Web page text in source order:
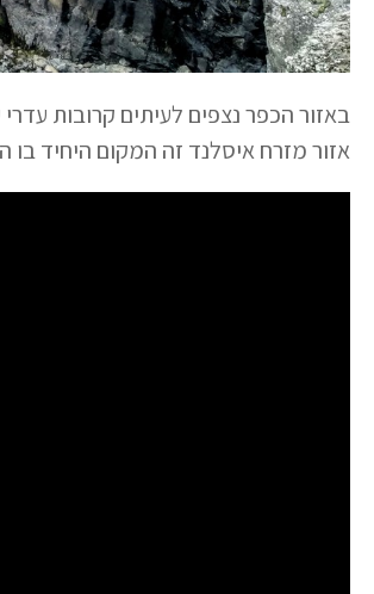
באזור הכפר נצפים לעיתים קרובות
אזור מזרח איסלנד זה המקום היחיד בו